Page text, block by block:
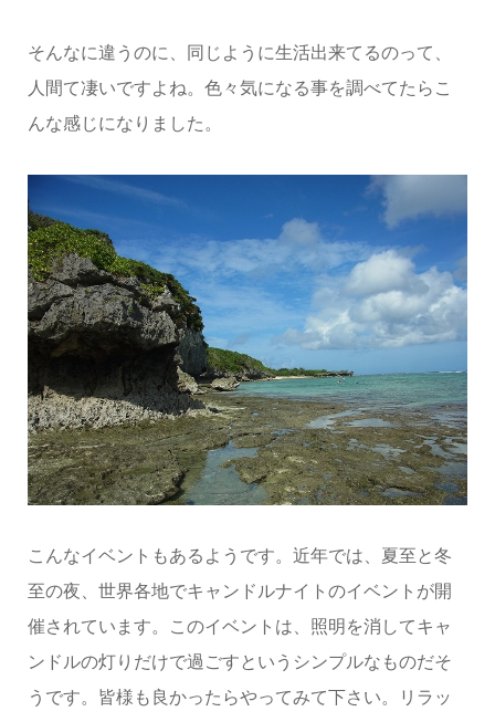
そんなに違うのに、同じように生活出来てるのって、
人間て凄いですよね。色々気になる事を調べてたらこ
んな感じになりました。
こんなイベントもあるようです。近年では、夏至と冬
至の夜、世界各地でキャンドルナイトのイベントが開
催されています。このイベントは、照明を消してキャ
ンドルの灯りだけで過ごすというシンプルなものだそ
うです。皆様も良かったらやってみて下さい。リラッ